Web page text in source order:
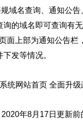
域名查询、通知公
的域名即可查询有
面上部为通知公告
发等情况。
2020年8月17日更新